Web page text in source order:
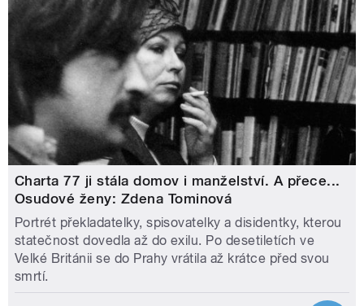
Charta 77 ji stála domov i manželství. A přece...
Osudové ženy: Zdena Tominová
Portrét překladatelky, spisovatelky a disidentky, kterou
statečnost dovedla až do exilu. Po desetiletích ve
Velké Británii se do Prahy vrátila až krátce před svou
smrtí.